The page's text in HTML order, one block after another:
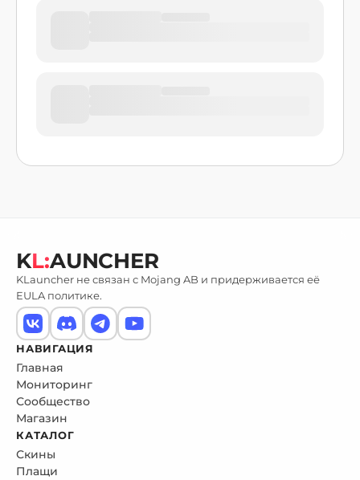
KL:AUNCHER
KLauncher не связан с Mojang AB и придерживается её
EULA политике.
НАВИГАЦИЯ
Главная
Мониторинг
Сообщество
Магазин
КАТАЛОГ
Скины
Плащи